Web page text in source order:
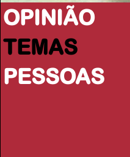
OPINIÃO
TEMAS
PESSOAS